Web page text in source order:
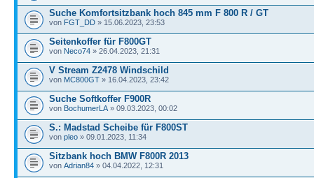
Suche Komfortsitzbank hoch 845 mm F 800 R / GT
von FGT_DD » 15.06.2023, 23:53
Seitenkoffer für F800GT
von Neco74 » 26.04.2023, 21:31
V Stream Z2478 Windschild
von MC800GT » 16.04.2023, 23:42
Suche Softkoffer F900R
von BochumerLA » 09.03.2023, 00:02
S.: Madstad Scheibe für F800ST
von pleo » 09.01.2023, 11:34
Sitzbank hoch BMW F800R 2013
von Adrian84 » 04.04.2022, 12:31